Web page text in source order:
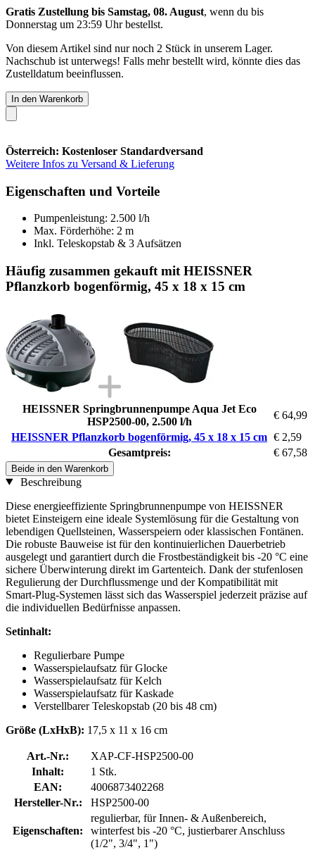
Gratis Zustellung bis Samstag, 08. August, wenn du bis
Donnerstag um 23:59 Uhrbestellst.
Von diesem Artikel sind nur noch 2 Stück in unserem Lager.
Nachschub ist unterwegs! Falls mehr bestellt wird, könnte dies das
Zustelldatum beeinflussen.
In den Warenkorb
Österreich: Kostenloser Standardversand
Weitere Infos zu Versand & Lieferung
Eigenschaften und Vorteile
Pumpenleistung: 2.500 l/h
Max. Förderhöhe: 2 m
Inkl. Teleskopstab & 3 Aufsätzen
Häufig zusammen gekauft mit HEISSNER
Pflanzkorb bogenförmig, 45 x 18 x 15 cm
HEISSNER Springbrunnenpumpe Aqua Jet Eco
HSP2500-00, 2.500 l/h
€ 64,99
HEISSNER Pflanzkorb bogenförmig, 45 x 18 x 15 cm € 2,59
Gesamtpreis:
€ 67,58
Beide in den Warenkorb
Beschreibung
Diese energieeffiziente Springbrunnenpumpe von HEISSNER
bietet Einsteigern eine ideale Systemlösung für die Gestaltung von
lebendigen Quellsteinen, Wasserspeiern oder klassischen Fontänen.
Die robuste Bauweise ist für den kontinuierlichen Dauerbetrieb
ausgelegt und garantiert durch die Frostbeständigkeit bis -20 °C eine
sichere Überwinterung direkt im Gartenteich. Dank der stufenlosen
Regulierung der Durchflussmenge und der Kompatibilität mit
Smart-Plug-Systemen lässt sich das Wasserspiel jederzeit präzise auf
die individuellen Bedürfnisse anpassen.
Setinhalt:
Regulierbare Pumpe
Wasserspielaufsatz für Glocke
Wasserspielaufsatz für Kelch
Wasserspielaufsatz für Kaskade
Verstellbarer Teleskopstab (20 bis 48 cm)
Größe (LxHxB): 17,5 x 11 x 16 cm
Art.-Nr.:
XAP-CF-HSP2500-00
Inhalt:
1 Stk.
EAN:
4006873402268
Hersteller-Nr.:
HSP2500-00
Eigenschaften:
regulierbar, für Innen- & Außenbereich,
winterfest bis -20 °C, justierbarer Anschluss
(1/2", 3/4", 1")